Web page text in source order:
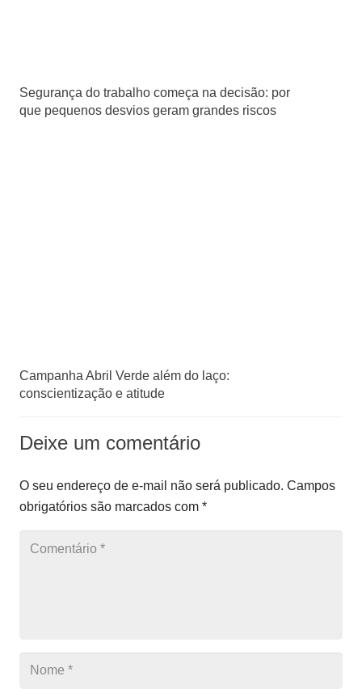
Segurança do trabalho começa na decisão: por
que pequenos desvios geram grandes riscos
Campanha Abril Verde além do laço:
conscientização e atitude
Deixe um comentário
O seu endereço de e-mail não será publicado. Campos
obrigatórios são marcados com *